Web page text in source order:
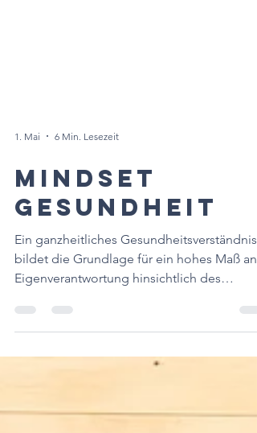
1. Mai 6 Min. Lesezeit
Mindset
Gesundheit
Ein ganzheitliches Gesundheitsverständnis
bildet die Grundlage für ein hohes Maß an
Lebensstils. Schau mit mir genauer auf die